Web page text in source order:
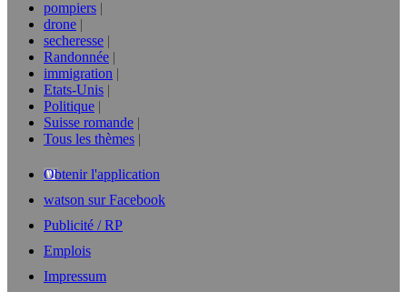
pompiers
drone
secheresse
Randonnée
immigration
Etats-Unis
Politique
Suisse romande
Tous les thèmes
Obtenir l'application
watson sur Facebook
Publicité / RP
Emplois
Impressum